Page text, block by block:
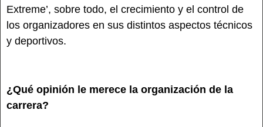
Extreme’, sobre todo, el crecimiento y el control de
los organizadores en sus distintos aspectos técnicos
y deportivos.
¿Qué opinión le merece la organización de la
carrera?